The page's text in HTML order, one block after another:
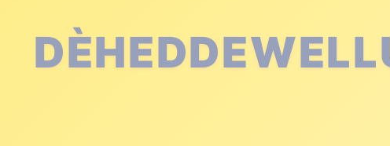
STICHTING